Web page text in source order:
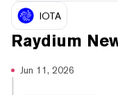
IOTA
Raydium
Jun 11, 2026